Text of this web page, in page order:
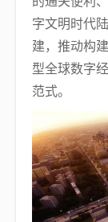
字文明时代
建，推动构
型全球数字
范式。